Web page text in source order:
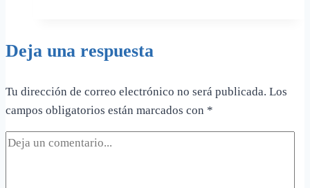
y
Relevantes
en
Ley
Deja una respuesta
Tu dirección de correo electrónico no será publicada. Los
campos obligatorios están marcados con *